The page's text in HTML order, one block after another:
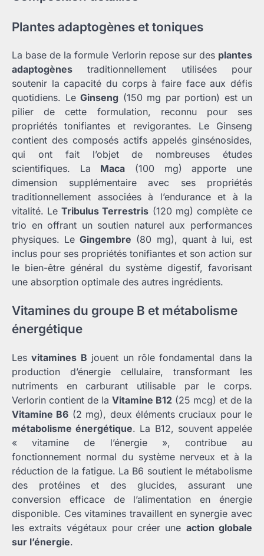
Plantes adaptogènes et toniques
La base de la formule Verlorin repose sur des plantes
adaptogènes traditionnellement utilisées pour
soutenir la capacité du corps à faire face aux défis
quotidiens. Le Ginseng (150 mg par portion) est un
pilier de cette formulation, reconnu pour ses
propriétés tonifiantes et revigorantes. Le Ginseng
contient des composés actifs appelés ginsénosides,
qui ont fait l’objet de nombreuses études
scientifiques. La Maca (100 mg) apporte une
dimension supplémentaire avec ses propriétés
traditionnellement associées à l’endurance et à la
vitalité. LeTribulus Terrestris (120 mg) complète ce
trio en offrant un soutien naturel aux performances
physiques. LeGingembre (80 mg), quant à lui, est
inclus pour ses propriétés tonifiantes et son action sur
le bien-être général du système digestif, favorisant
une absorption optimale des autres ingrédients.
Vitamines du groupe B et métabolisme
énergétique
Lesvitamines B jouent un rôle fondamental dans la
production d’énergie cellulaire, transformant les
nutriments en carburant utilisable par le corps.
Verlorin contient de la Vitamine B12 (25 mcg) et de la
Vitamine B6 (2 mg), deux éléments cruciaux pour le
métabolisme énergétique. La B12, souvent appelée
« vitamine de l’énergie », contribue au
fonctionnement normal du système nerveux et à la
réduction de la fatigue. La B6 soutient le métabolisme
des protéines et des glucides, assurant une
conversion efficace de l’alimentation en énergie
disponible. Ces vitamines travaillent en synergie avec
les extraits végétaux pour créer une action globale
sur l’énergie.